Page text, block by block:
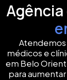
Agência
médicos e
em Belo
para